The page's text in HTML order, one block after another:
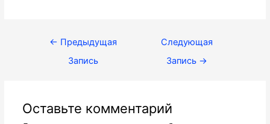
Навигация
← Предыдущая
Запись
Следующая
Запись →
Оставьте комментарий